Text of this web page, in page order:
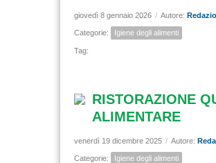
giovedì 8 gennaio 2026 / Autore:
Categorie: Igiene degli alimenti
Tag:
RISTORAZIONE
ALIMENTARE
venerdì 19 dicembre 2025 / Autore:
Categorie: Igiene degli alimenti